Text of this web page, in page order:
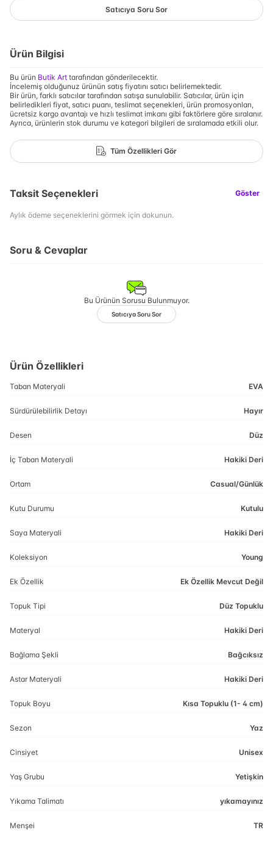
Satıcıya Soru Sor
Ürün Bilgisi
Bu ürün Butik Art tarafından gönderilecektir.
İncelemiş olduğunuz ürünün satış fiyatını satıcı belirlemektedir.
Bir ürün, farklı satıcılar tarafından satışa sunulabilir. Satıcılar, ürün için
belirledikleri fiyat, satıcı puanı, teslimat seçenekleri, ürün promosyonları,
ücretsiz kargo avantajı ve hızlı teslimat imkanı gibi faktörlere göre sıralanır.
Ayrıca, ürünlerin stok durumu ve kategori bilgileri de sıralamada etkili olur.
Tüm Özellikleri Gör
Taksit Seçenekleri Göster
Aylık ödeme seçeneklerini görmek için dokunun.
Soru & Cevaplar
Bu Ürünün Sorusu Bulunmuyor.
Satıcıya Soru Sor
Ürün Özellikleri
Taban Materyali EVA
Sürdürülebilirlik Detayı Hayır
Desen Düz
İç Taban Materyali Hakiki Deri
Ortam Casual/Günlük
Kutu Durumu Kutulu
Saya Materyali Hakiki Deri
Koleksiyon Young
Ek Özellik Ek Özellik Mevcut Değil
Topuk Tipi Düz Topuklu
Materyal Hakiki Deri
Bağlama Şekli Bağcıksız
Astar Materyali Hakiki Deri
Topuk Boyu Kısa Topuklu (1- 4 cm)
Sezon Yaz
Cinsiyet Unisex
Yaş Grubu Yetişkin
Yıkama Talimatı yıkamayınız
Menşei TR